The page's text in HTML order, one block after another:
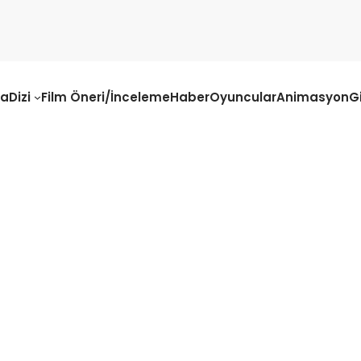
Dizi Film Öneri/İncelemeHaberOyuncularAnimasyon